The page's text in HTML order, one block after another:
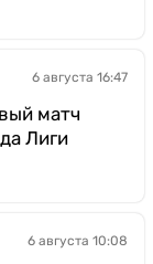
6 августа 16:47
матч
Лиги
6 августа 10:08